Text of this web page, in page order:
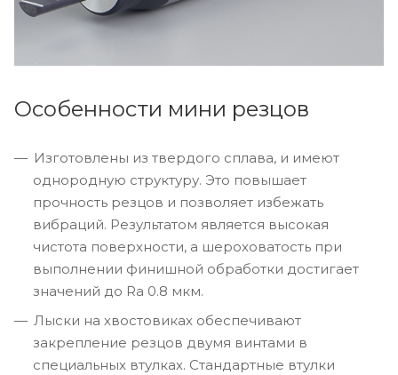
Особенности мини резцов
Изготовлены из твердого сплава, и имеют
однородную структуру. Это повышает
прочность резцов и позволяет избежать
вибраций. Результатом является высокая
чистота поверхности, а шероховатость при
выполнении финишной обработки достигает
значений до Ra 0.8 мкм.
Лыски на хвостовиках обеспечивают
закрепление резцов двумя винтами в
специальных втулках. Стандартные втулки